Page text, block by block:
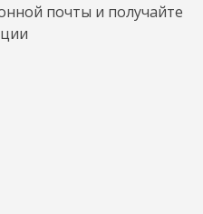
почты и получайте